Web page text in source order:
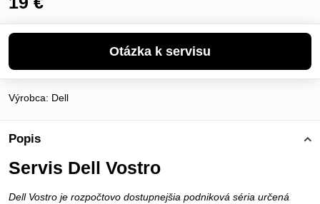
Výrobca: Dell
Popis
Servis Dell Vostro
Dell Vostro je rozpočtovo dostupnejšia podniková séria určená